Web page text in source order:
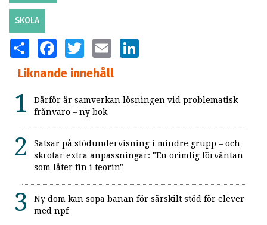
SKOLA
SHARE FACEBOOKTWITTER EMAIL
Liknande innehåll
Därför är samverkan lösningen vid problematisk
frånvaro – ny bok
Satsar på stödundervisning i mindre grupp – och
skrotar extra anpassningar: "En orimlig förväntan
som låter fin i teorin"
Ny dom kan sopa banan för särskilt stöd för elever
med npf